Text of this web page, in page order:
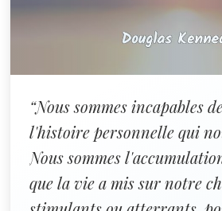
“Nous sommes incapables
l'histoire personnelle qui
Nous sommes
que la vie a mis sur notre